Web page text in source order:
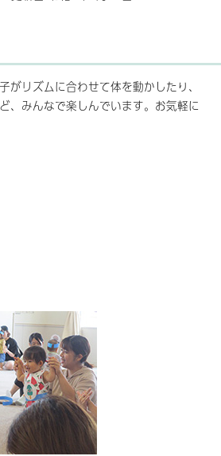
がリズムに合わせて体を動かしたり、
、みんなで楽しんでいます。お気軽に